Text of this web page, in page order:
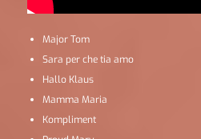
Major Tom
Sara per che tia amo
Hallo Klaus
Mamma Maria
Kompliment